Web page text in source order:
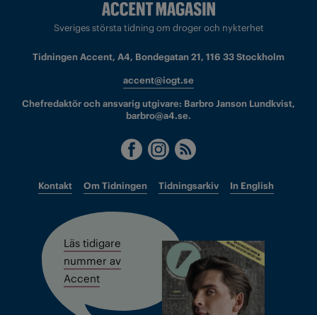
Sveriges största tidning om droger och nykterhet
Tidningen Accent, A4, Bondegatan 21, 116 33 Stockholm
accent@iogt.se
Chefredaktör och ansvarig utgivare: Barbro Janson Lundkvist,
barbro@a4.se.
Kontakt Om Tidningen Tidningsarkiv In English
Läs tidigare
nummer av
Accent